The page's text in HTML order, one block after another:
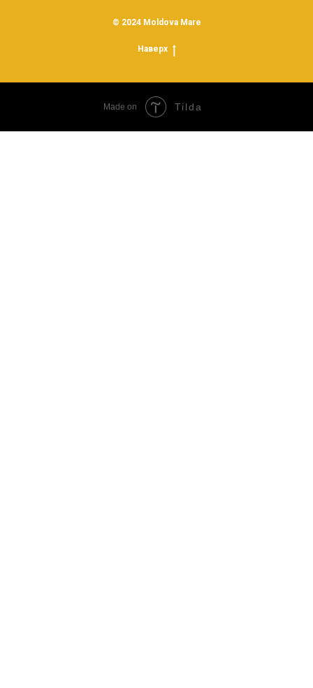
© 2024 Moldova Mare
Наверх
Made on Tilda